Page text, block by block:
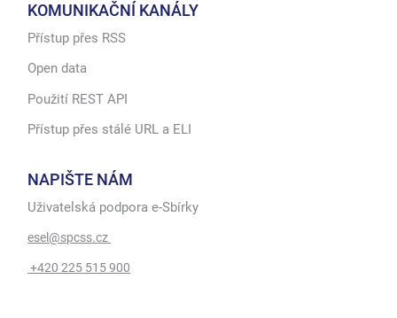
KOMUNIKAČNÍ KANÁLY
Přístup přes RSS
Open data
Použití REST API
Přístup přes stálé URL a ELI
NAPIŠTE NÁM
Uživatelská podpora e-Sbírky
esel@spcss.cz
+420 225 515 900